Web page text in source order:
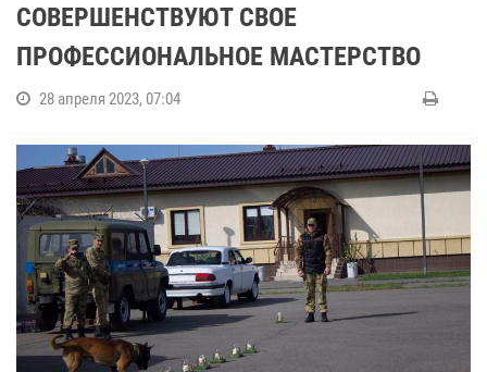
СОВЕРШЕНСТВУЮТ СВОЕ
ПРОФЕССИОНАЛЬНОЕ МАСТЕРСТВО
28 апреля 2023, 07:04